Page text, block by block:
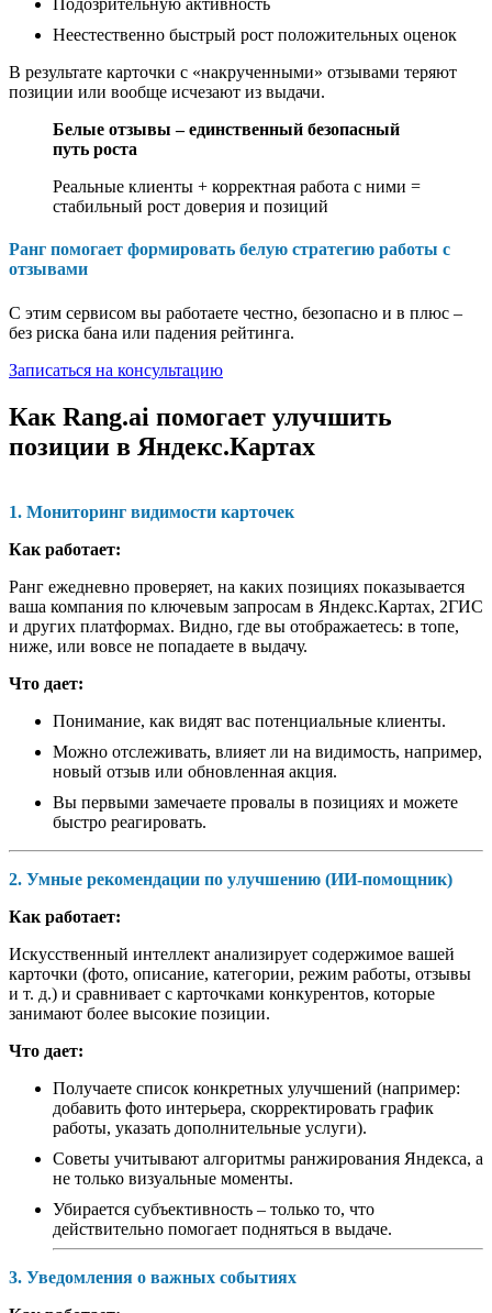
Подозрительную активность
Неестественно быстрый рост положительных оценок
В результате карточки с «накрученными» отзывами теряют
позиции или вообще исчезают из выдачи.
Белые отзывы – единственный безопасный
путь роста
Реальные клиенты + корректная работа с ними =
стабильный рост доверия и позиций
Ранг помогает формировать белую стратегию работы с
отзывами
С этим сервисом вы работаете честно, безопасно и в плюс –
без риска бана или падения рейтинга.
Записаться на консультацию
Как Rang.ai помогает улучшить
позиции в Яндекс.Картах
1. Мониторинг видимости карточек
Как работает:
Ранг ежедневно проверяет, на каких позициях показывается
ваша компания по ключевым запросам в Яндекс.Картах, 2ГИС
и других платформах. Видно, где вы отображаетесь: в топе,
ниже, или вовсе не попадаете в выдачу.
Что дает:
Понимание, как видят вас потенциальные клиенты.
Можно отслеживать, влияет ли на видимость, например,
новый отзыв или обновленная акция.
Вы первыми замечаете провалы в позициях и можете
быстро реагировать.
2. Умные рекомендации по улучшению (ИИ-помощник)
Как работает:
Искусственный интеллект анализирует содержимое вашей
карточки (фото, описание, категории, режим работы, отзывы
и т. д.) и сравнивает с карточками конкурентов, которые
занимают более высокие позиции.
Что дает:
Получаете список конкретных улучшений (например:
добавить фото интерьера, скорректировать график
работы, указать дополнительные услуги).
Советы учитывают алгоритмы ранжирования Яндекса, а
не только визуальные моменты.
Убирается субъективность – только то, что
действительно помогает подняться в выдаче.
3. Уведомления о важных событиях